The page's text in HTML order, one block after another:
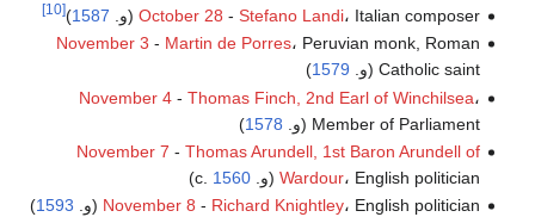
October 28 - Stefano Landi، Italian composer (و. 1587
)
[10]
November 3 - Martin de Porres، Peruvian monk, Roman
Catholic saint (و.
1579
)
November 4- Thomas Finch, 2nd Earl of Winchilsea،
Member of Parliament (و.
1578
)
November 7 - Thomas Arundell, 1st Baron Arundell of
Wardour، English politician (و. c. 1560
)
November 8 - Richard Knightley، English politician (و. 1593
)